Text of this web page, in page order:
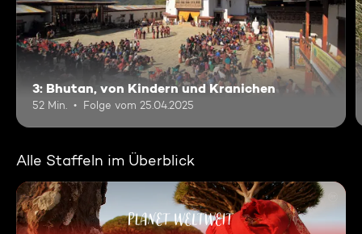
3: Bhutan, von Kindern und Kranichen
52 Min. Folge vom 25.04.2025
Alle Staffeln im Überblick